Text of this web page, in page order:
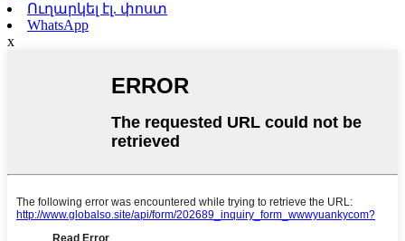
Ուղարկել էլ. փոստ
WhatsApp
x